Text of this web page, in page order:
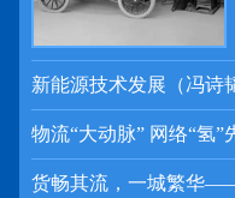
新能源技术发展（冯诗